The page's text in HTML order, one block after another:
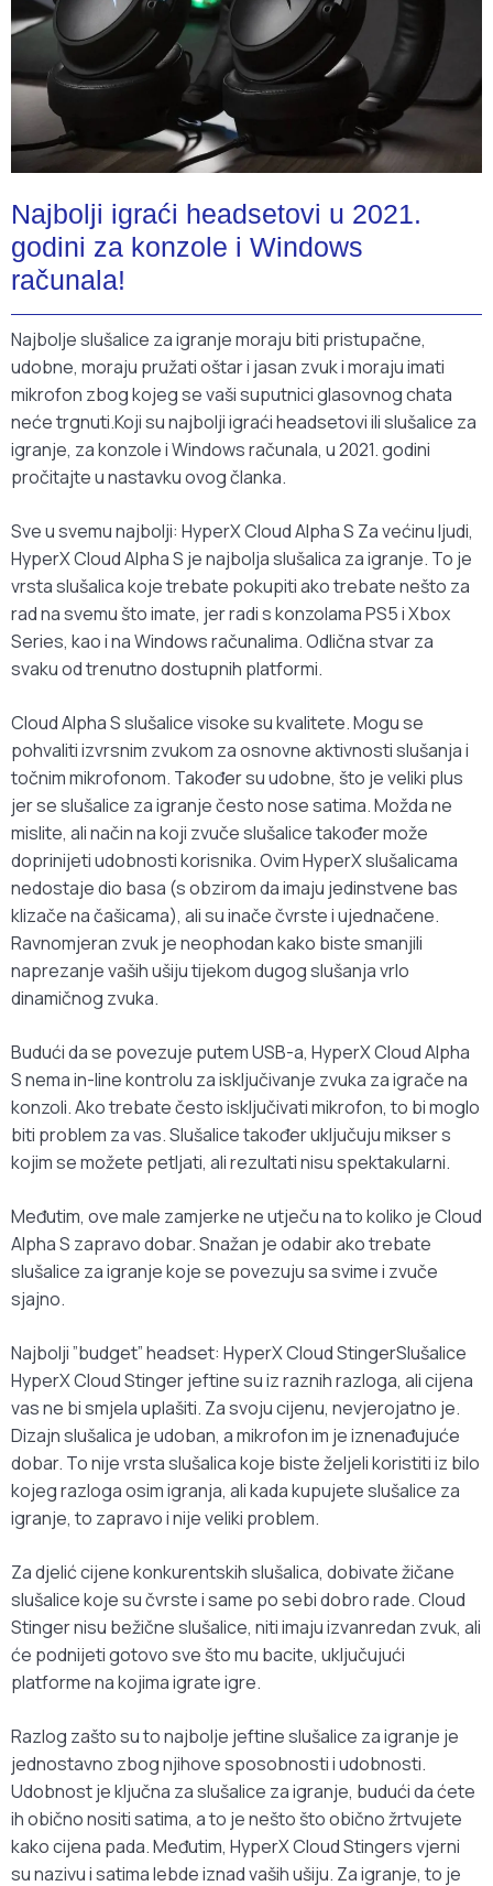
Najbolji igraći headsetovi u 2021.
godini za konzole i Windows
računala!
Najbolje slušalice za igranje moraju biti pristupačne,
udobne, moraju pružati oštar i jasan zvuk i moraju imati
mikrofon zbog kojeg se vaši suputnici glasovnog chata
neće trgnuti.Koji su najbolji igraći headsetovi ili slušalice za
igranje, za konzole i Windows računala, u 2021. godini
pročitajte u nastavku ovog članka.
Sve u svemu najbolji: HyperX Cloud Alpha S Za većinu ljudi,
HyperX Cloud Alpha S je najbolja slušalica za igranje. To je
vrsta slušalica koje trebate pokupiti ako trebate nešto za
rad na svemu što imate, jer radi s konzolama PS5 i Xbox
Series, kao i na Windows računalima. Odlična stvar za
svaku od trenutno dostupnih platformi.
Cloud Alpha S slušalice visoke su kvalitete. Mogu se
pohvaliti izvrsnim zvukom za osnovne aktivnosti slušanja i
točnim mikrofonom. Također su udobne, što je veliki plus
jer se slušalice za igranje često nose satima. Možda ne
mislite, ali način na koji zvuče slušalice također može
doprinijeti udobnosti korisnika. Ovim HyperX slušalicama
nedostaje dio basa (s obzirom da imaju jedinstvene bas
klizače na čašicama), ali su inače čvrste i ujednačene.
Ravnomjeran zvuk je neophodan kako biste smanjili
naprezanje vaših ušiju tijekom dugog slušanja vrlo
dinamičnog zvuka.
Budući da se povezuje putem USB-a, HyperX Cloud Alpha
S nema in-line kontrolu za isključivanje zvuka za igrače na
konzoli. Ako trebate često isključivati mikrofon, to bi moglo
biti problem za vas. Slušalice također uključuju mikser s
kojim se možete petljati, ali rezultati nisu spektakularni.
Međutim, ove male zamjerke ne utječu na to koliko je Cloud
Alpha S zapravo dobar. Snažan je odabir ako trebate
slušalice za igranje koje se povezuju sa svime i zvuče
sjajno.
Najbolji ”budget” headset: HyperX Cloud StingerSlušalice
HyperX Cloud Stinger jeftine su iz raznih razloga, ali cijena
vas ne bi smjela uplašiti. Za svoju cijenu, nevjerojatno je.
Dizajn slušalica je udoban, a mikrofon im je iznenađujuće
dobar. To nije vrsta slušalica koje biste željeli koristiti iz bilo
kojeg razloga osim igranja, ali kada kupujete slušalice za
igranje, to zapravo i nije veliki problem.
Za djelić cijene konkurentskih slušalica, dobivate žičane
slušalice koje su čvrste i same po sebi dobro rade. Cloud
Stinger nisu bežične slušalice, niti imaju izvanredan zvuk, ali
će podnijeti gotovo sve što mu bacite, uključujući
platforme na kojima igrate igre.
Razlog zašto su to najbolje jeftine slušalice za igranje je
jednostavno zbog njihove sposobnosti i udobnosti.
Udobnost je ključna za slušalice za igranje, budući da ćete
ih obično nositi satima, a to je nešto što obično žrtvujete
kako cijena pada. Međutim, HyperX Cloud Stingers vjerni
su nazivu i satima lebde iznad vaših ušiju. Za igranje, to je